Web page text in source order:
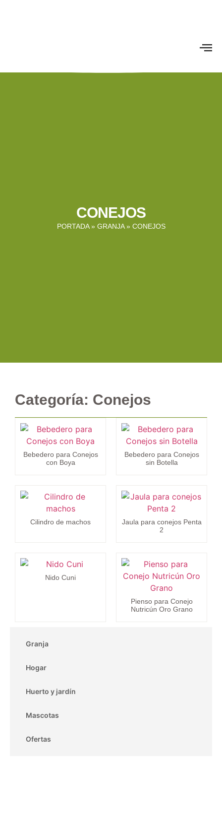
CONEJOS
PORTADA» GRANJA» CONEJOS
Granja
Hogar
Huerto y jardín
Mascotas
Ofertas
Categoría: Conejos
Bebedero para Conejos
con Boya
Bebedero para Conejos
sin Botella
Cilindro de machos
Jaula para conejos Penta
2
Nido Cuni
Pienso para Conejo
Nutricún Oro Grano